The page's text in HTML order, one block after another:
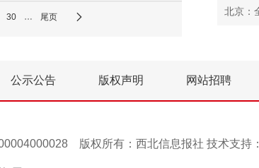
30 … 尾页
公示公告 版权声明 网站招聘
版权所有：西北信息报社 技术支持：